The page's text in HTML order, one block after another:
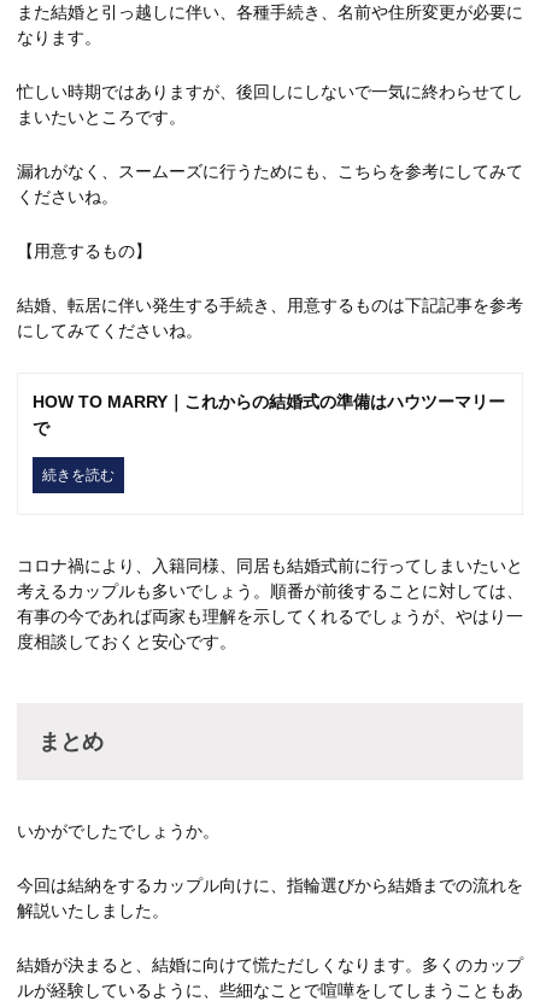
また結婚と引っ越しに伴い、各種手続き、名前や住所変更が必要に
なります。
忙しい時期ではありますが、後回しにしないで一気に終わらせてし
まいたいところです。
漏れがなく、スームーズに行うためにも、こちらを参考にしてみて
くださいね。
【用意するもの】
結婚、転居に伴い発生する手続き、用意するものは下記記事を参考
にしてみてくださいね。
HOW TO MARRY｜これからの結婚式の準備はハウツーマリー
で
続きを読む
コロナ禍により、入籍同様、同居も結婚式前に行ってしまいたいと
考えるカップルも多いでしょう。順番が前後することに対しては、
有事の今であれば両家も理解を示してくれるでしょうが、やはり一
度相談しておくと安心です。
まとめ
いかがでしたでしょうか。
今回は結納をするカップル向けに、指輪選びから結婚までの流れを
解説いたしました。
結婚が決まると、結婚に向けて慌ただしくなります。多くのカップ
ルが経験しているように、些細なことで喧嘩をしてしまうこともあ